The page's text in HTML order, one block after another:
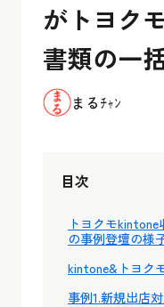
がトヨク
書類の一
まるﾁｬﾝ
目次
トヨクモ
の事例登壇の様
kintone&トヨク
事例1.新規出店